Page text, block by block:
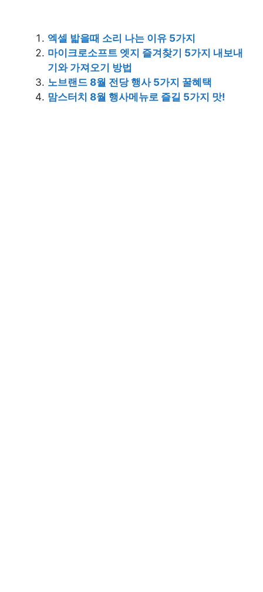
엑셀 밟을때 소리 나는 이유 5가지
마이크로소프트 엣지 즐겨찾기 5가지 내보내
기와 가져오기 방법
노브랜드 8월 전당 행사 5가지 꿀혜택
맘스터치 8월 행사메뉴로 즐길 5가지 맛!